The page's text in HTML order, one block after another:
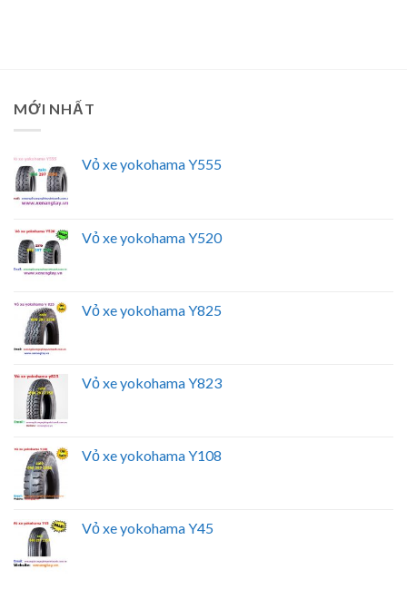
MỚI NHẤT
Vỏ xe yokohama Y555
Vỏ xe yokohama Y520
Vỏ xe yokohama Y825
Vỏ xe yokohama Y823
Vỏ xe yokohama Y108
Vỏ xe yokohama Y45